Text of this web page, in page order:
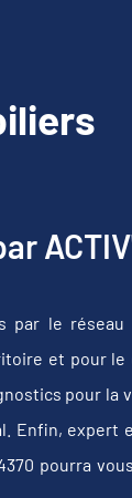
par le
et pour
pour la
Enfin, expert
pourra